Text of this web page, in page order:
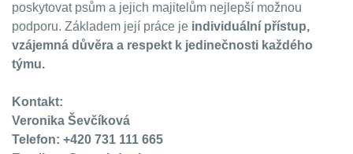
poskytovat psům a jejich majitelům nejlepší možnou
podporu. Základem její práce je individuální přístup,
vzájemná důvěra a respekt k jedinečnosti každého
týmu.
Kontakt:
Veronika Ševčíková
Telefon: +420 731 111 665